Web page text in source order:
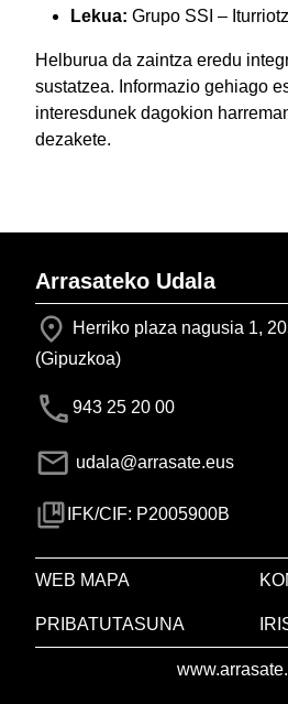
Lekua: Grupo SSI –
Helburua da zaintza eredu
sustatzea. Informazio gehiago
interesdunek dagokion
dezakete.
Arrasateko Udala
Herriko plaza nagusia 1,
(Gipuzkoa)
943 25 20 00
udala@arrasate.eus
IFK/CIF: P2005900B
WEB MAPA
PRIBATUTASUNA